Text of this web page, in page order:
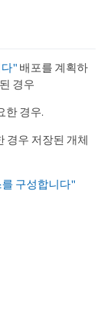
" 배포를 계획하
경우
한 경우.
경우 저장된 개체
구성합니다"